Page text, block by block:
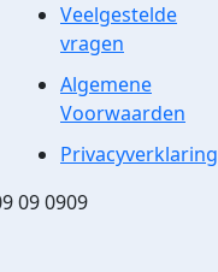
Veelgestelde
vragen
Algemene
Voorwaarden
Privacyverklaring
09 0909